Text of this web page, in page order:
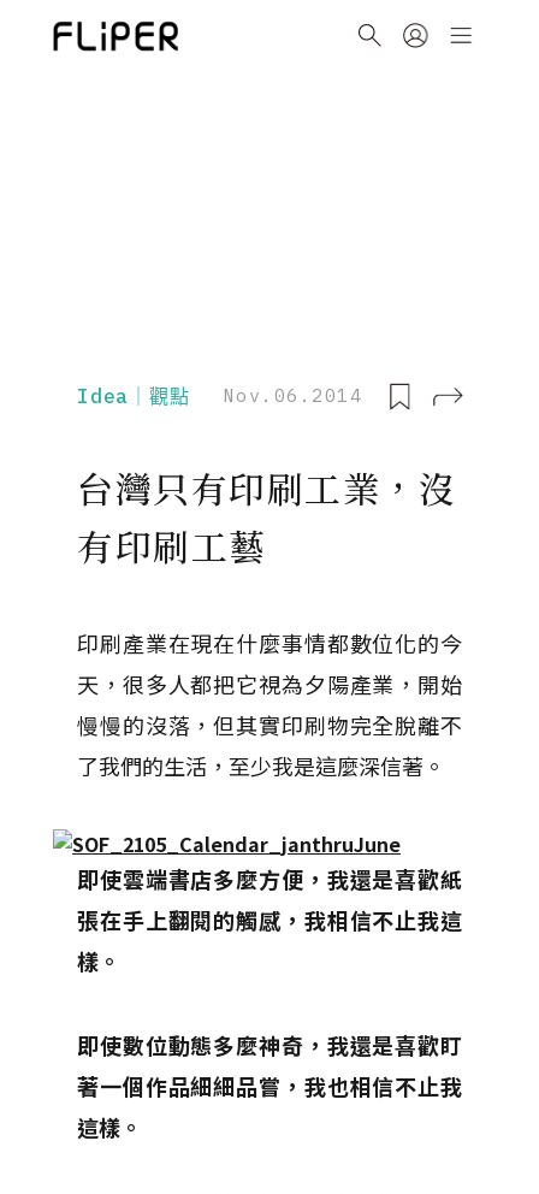
Idea｜觀點 Nov.06.2014
台灣只有印刷工業，沒
有印刷工藝
印刷產業在現在什麼事情都數位化的今
天，很多人都把它視為夕陽產業，開始
慢慢的沒落，但其實印刷物完全脫離不
了我們的生活，至少我是這麼深信著。
即使雲端書店多麼方便，我還是喜歡紙
張在手上翻閱的觸感，我相信不止我這
樣。
即使數位動態多麼神奇，我還是喜歡盯
著一個作品細細品嘗，我也相信不止我
這樣。